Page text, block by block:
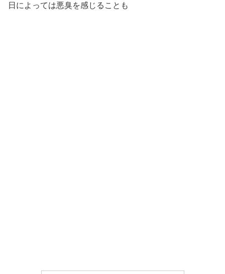
日によっては悪臭を感じることも